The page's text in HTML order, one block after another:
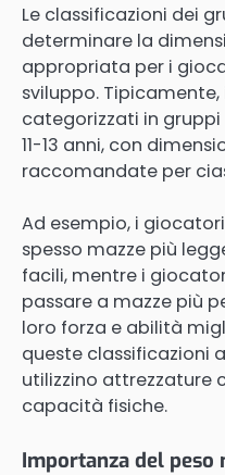
Le classificazioni dei
determinare la
appropriata per i
sviluppo.
categorizzati in gruppi
11-13 anni, con
raccomandate per
Ad esempio, i
spesso mazze più
facili, mentre i
passare a mazze più
loro forza e abilità
queste classificazioni
utilizzino attrezzature
capacità fisiche.
Importanza del peso